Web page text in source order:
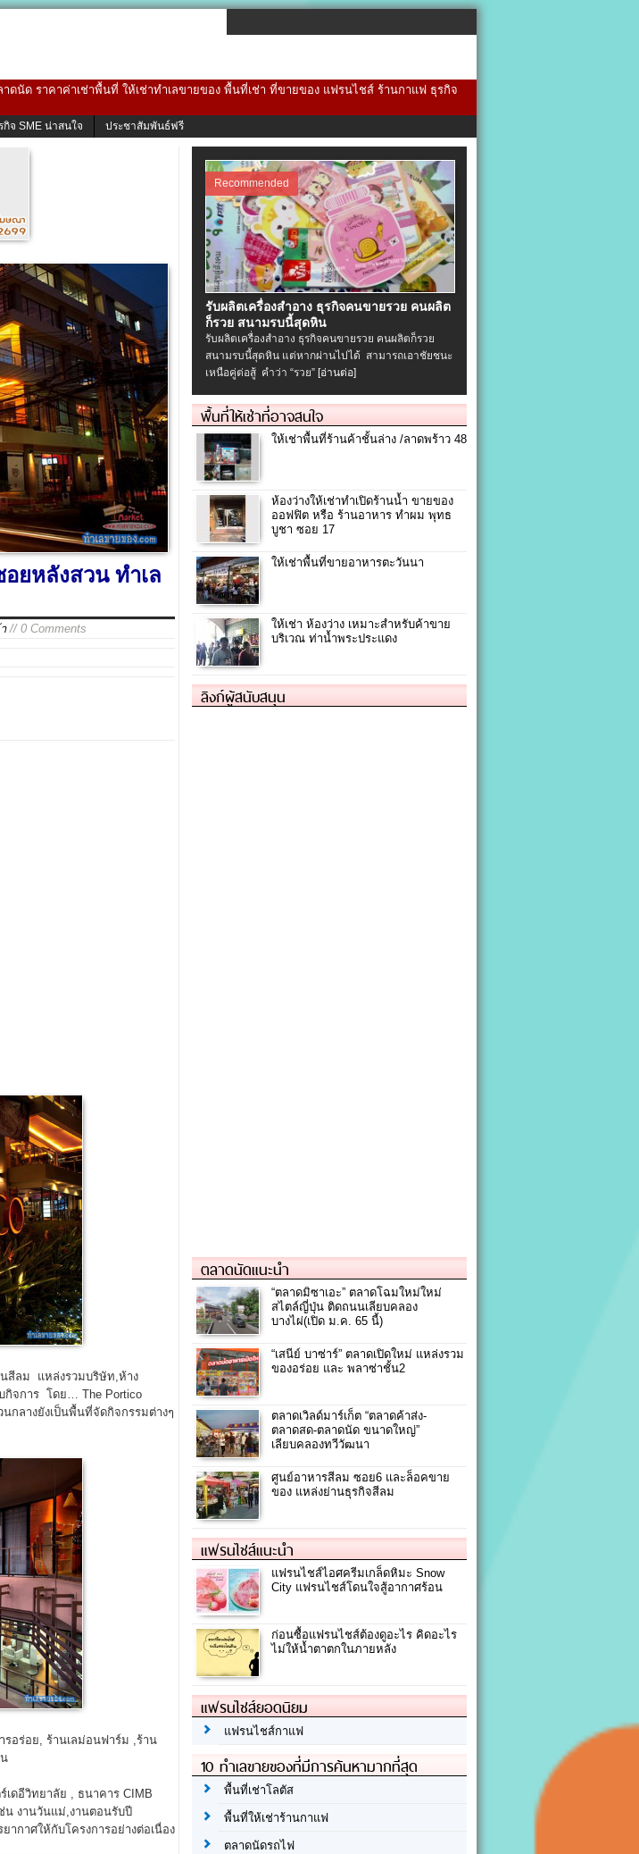
นัด ราคาค่าเช่าพื้นที่ ให้เช่าทำเลขายของ พื้นที่เช่า ที่ขายของ แฟรนไชส์ ร้านกาแฟ ธุรกิจ
กิจ SME น่าสนใจ ประชาสัมพันธ์ฟรี
ยหลังสวน ทำเล
// 0 Comments
สีลม แหล่งรวมบริษัท,ห้าง
กิจการ โดย… The Portico
กลางยังเป็นพื้นที่จัดกิจกรรมต่างๆ
รอร่อย, ร้านเลม่อนฟาร์ม ,ร้าน
เดอีวิทยาลัย , ธนาคาร CIMB
น งานวันแม่,งานตอนรับปี
กาศให้กับโครงการอย่างต่อเนื่อง
Recommended
รับผลิตเครื่องสําอาง ธุรกิจคนขายรวย คนผลิต
ก็รวย สนามรบนี้สุดหิน
รับผลิตเครื่องสําอาง ธุรกิจคนขายรวย คนผลิตก็รวย
สนามรบนี้สุดหิน แต่หากผ่านไปได้ สามารถเอาชัยชนะ
เหนือคู่ต่อสู้ คำว่า “รวย” [อ่านต่อ]
พื้นที่ให้เช่าที่อาจสนใจ
ให้เช่าพื้นที่ร้านค้าชั้นล่าง /ลาดพร้าว 48
ห้องว่างให้เช่าทำเปิดร้านน้ำ ขายของ
ออฟฟิต หรือ ร้านอาหาร ทำผม พุทธ
บูชา ซอย 17
ให้เช่าพื้นที่ขายอาหารตะวันนา
ให้เช่า ห้องว่าง เหมาะสำหรับค้าขาย
บริเวณ ท่าน้ำพระประแดง
ลิงก์ผู้สนับสนุน
ตลาดนัดแนะนำ
“ตลาดมิซาเอะ” ตลาดโฉมใหม่ใหม่
สไตล์ญี่ปุ่น ติดถนนเลียบคลอง
บางไผ่(เปิด ม.ค. 65 นี้)
“เสนีย์ บาซ่าร์” ตลาดเปิดใหม่ แหล่งรวม
ของอร่อย และ พลาซ่าชั้น2
ตลาดเวิลด์มาร์เก็ต “ตลาดค้าส่ง-
ตลาดสด-ตลาดนัด ขนาดใหญ่”
เลียบคลองทวีวัฒนา
ศูนย์อาหารสีลม ซอย6 และล็อคขาย
ของ แหล่งย่านธุรกิจสีลม
แฟรนไชส์แนะนำ
แฟรนไชส์ไอศครีมเกล็ดหิมะ Snow
City แฟรนไชส์โดนใจสู้อากาศร้อน
ก่อนซื้อแฟรนไชส์ต้องดูอะไร คิดอะไร
ไม่ให้น้ำตาตกในภายหลัง
แฟรนไชส์ยอดนิยม
แฟรนไชส์กาแฟ
10 ทำเลขายของที่มีการค้นหามากที่สุด
พื้นที่เช่าโลตัส
พื้นที่ให้เช่าร้านกาแฟ
ตลาดนัดรถไฟ